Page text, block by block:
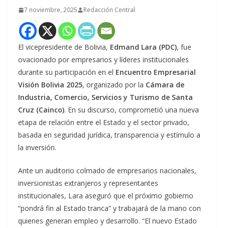
7 noviembre, 2025 Redacción Central
El vicepresidente de Bolivia, Edmand Lara (PDC), fue
ovacionado por empresarios y líderes institucionales
durante su participación en el Encuentro Empresarial
Visión Bolivia 2025, organizado por la Cámara de
Industria, Comercio, Servicios y Turismo de Santa
Cruz (Cainco). En su discurso, comprometió una nueva
etapa de relación entre el Estado y el sector privado,
basada en seguridad jurídica, transparencia y estímulo a
la inversión.
Ante un auditorio colmado de empresarios nacionales,
inversionistas extranjeros y representantes
institucionales, Lara aseguró que el próximo gobierno
“pondrá fin al Estado tranca” y trabajará de la mano con
quienes generan empleo y desarrollo. “El nuevo Estado